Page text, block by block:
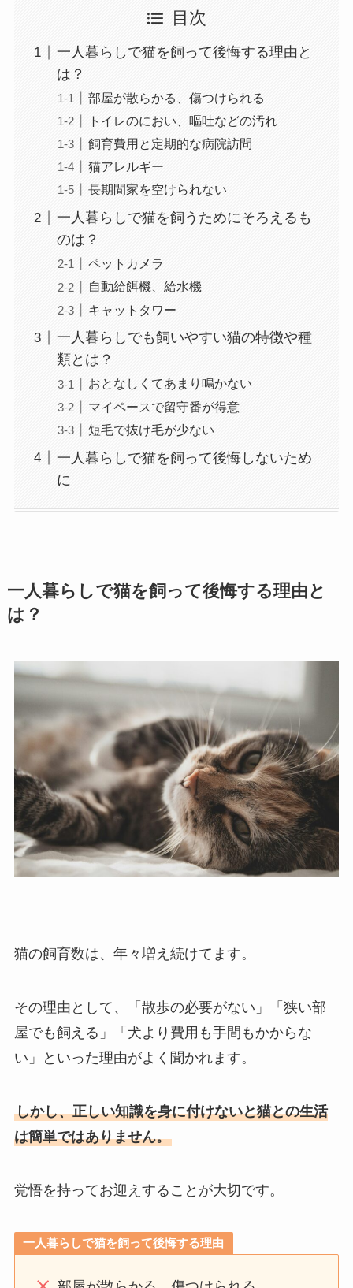
目次
一人暮らしで猫を飼って後悔する理由と
は？
部屋が散らかる、傷つけられる
トイレのにおい、嘔吐などの汚れ
飼育費用と定期的な病院訪問
猫アレルギー
長期間家を空けられない
一人暮らしで猫を飼うためにそろえるも
のは？
ペットカメラ
自動給餌機、給水機
キャットタワー
一人暮らしでも飼いやすい猫の特徴や種
類とは？
おとなしくてあまり鳴かない
マイペースで留守番が得意
短毛で抜け毛が少ない
一人暮らしで猫を飼って後悔しないため
に
一人暮らしで猫を飼って後悔する理由と
は？
猫の飼育数は、年々増え続けてます。
その理由として、「散歩の必要がない」「狭い部
屋でも飼える」「犬より費用も手間もかからな
い」といった理由がよく聞かれます。
しかし、正しい知識を身に付けないと猫との生活
は簡単ではありません。
覚悟を持ってお迎えすることが大切です。
一人暮らしで猫を飼って後悔する理由